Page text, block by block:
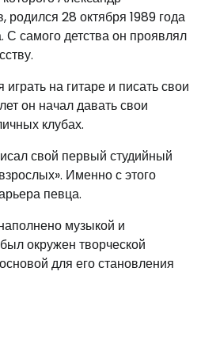
28 октября 1989 года
С самого детства он проявлял
на гитаре и писать свои
он начал давать свои
клубах.
свой первый студийный
Именно с этого
певца.
музыкой и
окружен творческой
для его становления